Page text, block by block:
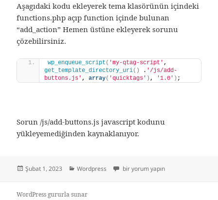
Aşagıdaki kodu ekleyerek tema klasörünün içindeki
functions.php açıp function içinde bulunan
“add_action” Hemen üstüne ekleyerek sorunu
çözebilirsiniz.
wp_enqueue_script ( 'my-qtag-script'
get_template_directory_uri() . '/js/add-
buttons.js' , array( 'quicktags' ) , '1.0' ) ;
Sorun /js/add-buttons.js javascript kodunu
yükleyemediğinden kaynaklanıyor.
Yayın
Şubat 1, 2023 Kategoriler
Wordpress Uncaught ReferenceError: QTags
bir yorum yapın
WordPress gururla sunar